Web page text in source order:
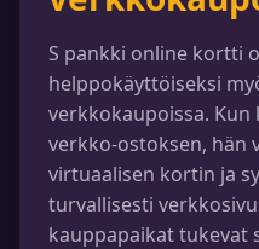
S pankki online kortti
helppokäyttöiseksi
verkkokaupoissa.
verkko-ostoksen, hän
virtuaalisen kortin ja
turvallisesti
kauppapaikat tukevat